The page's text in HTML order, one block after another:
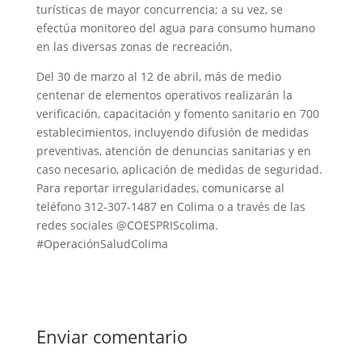
turísticas de mayor concurrencia; a su vez, se
efectúa monitoreo del agua para consumo humano
en las diversas zonas de recreación.
Del 30 de marzo al 12 de abril, más de medio
centenar de elementos operativos realizarán la
verificación, capacitación y fomento sanitario en 700
establecimientos, incluyendo difusión de medidas
preventivas, atención de denuncias sanitarias y en
caso necesario, aplicación de medidas de seguridad.
Para reportar irregularidades, comunicarse al
teléfono 312-307-1487 en Colima o a través de las
redes sociales @COESPRIScolima.
#OperaciónSaludColima
Enviar comentario